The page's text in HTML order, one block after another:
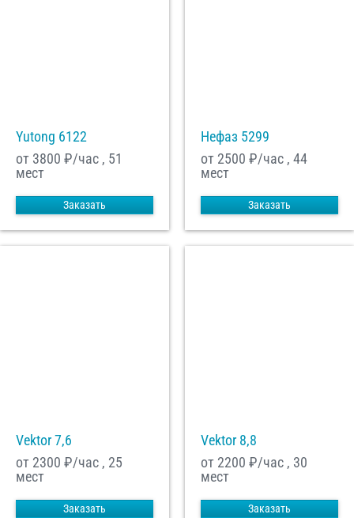
Yutong 6122
от 3800 ₽/час , 51
мест
Заказать
Нефаз 5299
от 2500 ₽/час , 44
мест
Заказать
Vektor 7,6
от 2300 ₽/час , 25
мест
Заказать
Vektor 8,8
от 2200 ₽/час , 30
мест
Заказать